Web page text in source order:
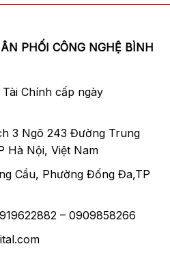
PHỐI CÔNG NGHỆ BÌNH
Tài Chính cấp ngày
3 Ngõ 243 Đường Trung
Hà Nội, Việt Nam
Cầu, Phường Đống Đa,TP
– 0909858266